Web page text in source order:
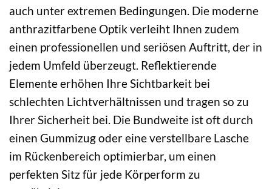
auch unter extremen Bedingungen. Die moderne
anthrazitfarbene Optik verleiht Ihnen zudem
einen professionellen und seriösen Auftritt, der in
jedem Umfeld überzeugt. Reflektierende
Elemente erhöhen Ihre Sichtbarkeit bei
schlechten Lichtverhältnissen und tragen so zu
Ihrer Sicherheit bei. Die Bundweite ist oft durch
einen Gummizug oder eine verstellbare Lasche
im Rückenbereich optimierbar, um einen
perfekten Sitz für jede Körperform zu